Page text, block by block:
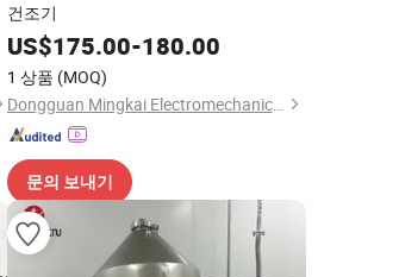
건조기
US$175.00-180.00
1 상품 (MOQ)
Dongguan Mingkai Electromechanical Co., Ltd.
문의 보내기